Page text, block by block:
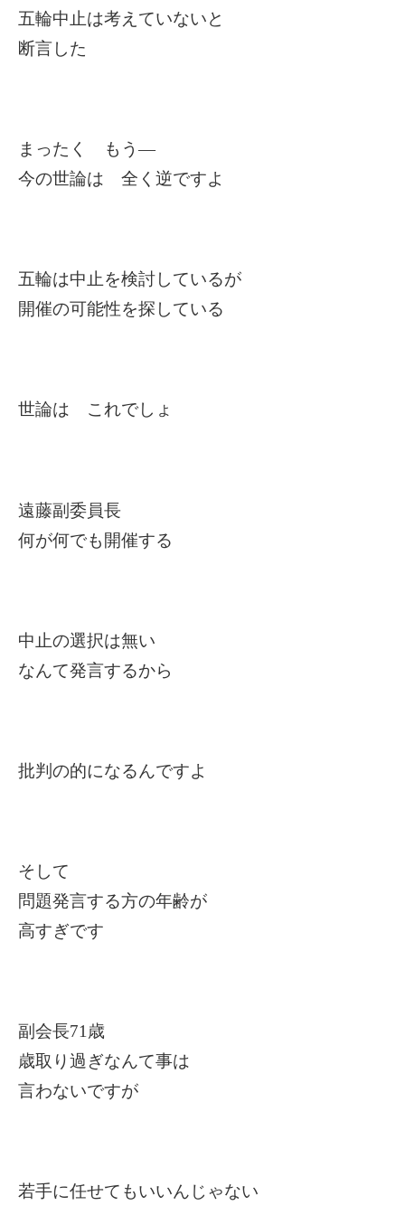
五輪中止は考えていないと
断言した
まったく もう―
今の世論は 全く逆ですよ
五輪は中止を検討しているが
開催の可能性を探している
世論は これでしょ
遠藤副委員長
何が何でも開催する
中止の選択は無い
なんて発言するから
批判の的になるんですよ
そして
問題発言する方の年齢が
高すぎです
副会長71歳
歳取り過ぎなんて事は
言わないですが
若手に任せてもいいんじゃない